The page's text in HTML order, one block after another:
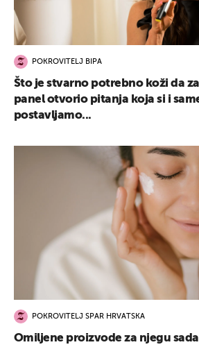
POKROVITELJ BIPA
Što je stvarno potrebno koži da
panel otvorio pitanja koja si i
postavljamo...
POKROVITELJ SPAR HRVATSKA
Omiljene proizvode za njegu